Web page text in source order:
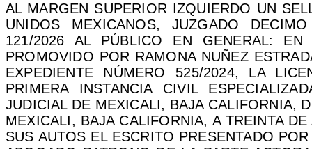
AL MARGEN SUPERIOR IZQUIERDO UN
UNIDOS MEXICANOS, JUZGADO
121/2026 AL PÚBLICO EN GENERAL:
PROMOVIDO POR RAMONA NUÑEZ
EXPEDIENTE NÚMERO 525/2024, LA
PRIMERA INSTANCIA CIVIL
JUDICIAL DE MEXICALI, BAJA CALIFORNIA,
MEXICALI, BAJA CALIFORNIA, A TREINTA
SUS AUTOS EL ESCRITO PRESENTADO